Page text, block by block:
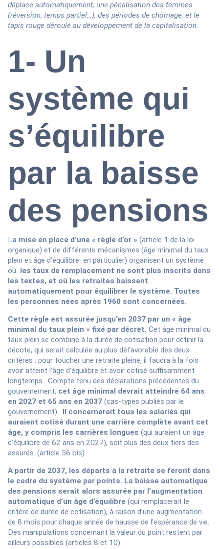
déplace automatiquement, une pénalisation des femmes
(réversion, temps partiel…), des périodes de chômage, et le
tapis rouge déroulé au développement de la capitalisation.
1- Un
système qui
s’équilibre
par la baisse
des pensions
La mise en place d’une « règle d’or » (article 1 de la loi
organique) et de différents mécanismes (âge minimal du taux
plein et âge d’équilibre en particulier) organisent un système
où les taux de remplacement ne sont plus inscrits dans
les textes, et où les retraites baissent
automatiquement pour équilibrer le système. Toutes
les personnes nées après 1960 sont concernées.
Cette règle est assurée jusqu’en 2037 par un « âge
minimal du taux plein » fixé par décret. Cet âge minimal du
taux plein se combine à la durée de cotisation pour définir la
décote, qui serait calculée au plus défavorable des deux
critères : pour toucher une retraite pleine, il faudra à la fois
avoir atteint l’âge d’équilibre et avoir cotisé suffisamment
longtemps. Compte tenu des déclarations précédentes du
gouvernement, cet âge minimal devrait atteindre 64 ans
en 2027 et 65 ans en 2037 (cas-types publiés par le
gouvernement). Il concernerait tous les salariés qui
auraient cotisé durant une carrière complète avant cet
âge, y compris les carrières longues (qui auraient un âge
d’équilibre de 62 ans en 2027), soit plus des deux tiers des
assurés. (article 56 bis)
A partir de 2037, les départs à la retraite se feront dans
le cadre du système par points. La baisse automatique
des pensions serait alors assurée par l’augmentation
automatique d’un âge d’équilibre (qui remplacerait le
critère de durée de cotisation), à raison d’une augmentation
de 8 mois pour chaque année de hausse de l’espérance de vie.
Des manipulations concernant la valeur du point restent par
ailleurs possibles (articles 8 et 10).